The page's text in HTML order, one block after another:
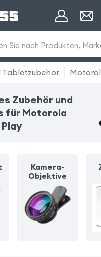
Tabletzubehör
Zubehör und
für Motorola
Kamera-
Objektive